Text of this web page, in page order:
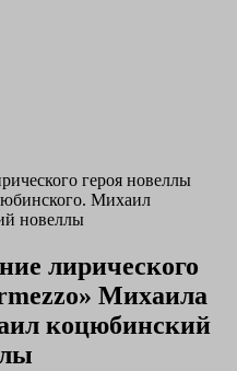
героя новеллы
Михаил
новеллы
лирического
Михаила
коцюбинский